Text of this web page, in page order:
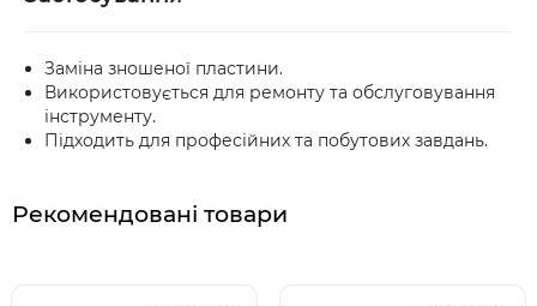
Заміна зношеної пластини.
Використовується для ремонту та обслуговування
інструменту.
Підходить для професійних та побутових завдань.
Рекомендовані товари